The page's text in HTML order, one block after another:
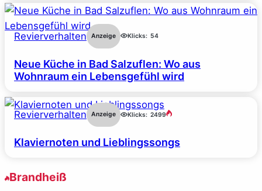
Revierverhalten Anzeige Klicks: 54
Neue Küche in Bad Salzuflen: Wo aus
Wohnraum ein Lebensgefühl wird
Revierverhalten Anzeige Klicks: 2499
Klaviernoten und Lieblingssongs
Brandheiß